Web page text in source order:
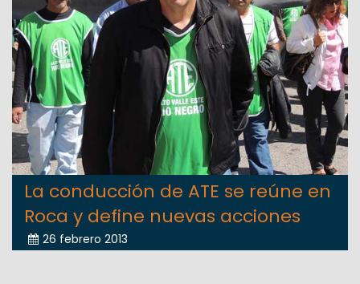
La conducción de ATE se reúne en
Roca y define nuevas acciones
26 febrero 2013